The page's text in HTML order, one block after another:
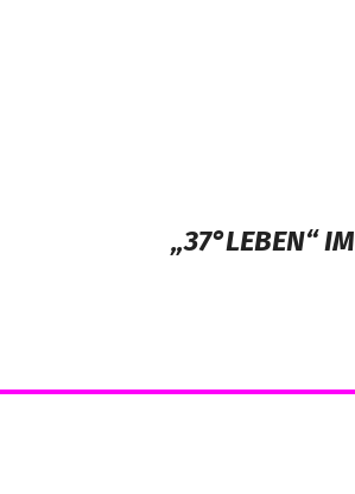
„37°LEBEN“